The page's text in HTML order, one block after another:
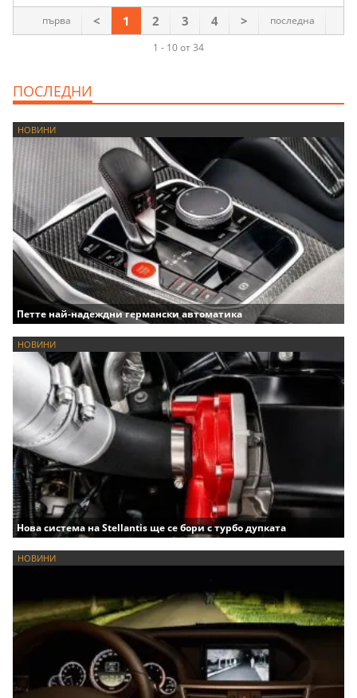
1 - 10 от 34
първа < 1 2 3 4 > последна
ПОСЛЕДНИ
НОВИНИ
Петте най-надеждни германски автоматика
НОВИНИ
Нова система на Stellantis ще се бори с турбо дупката
НОВИНИ